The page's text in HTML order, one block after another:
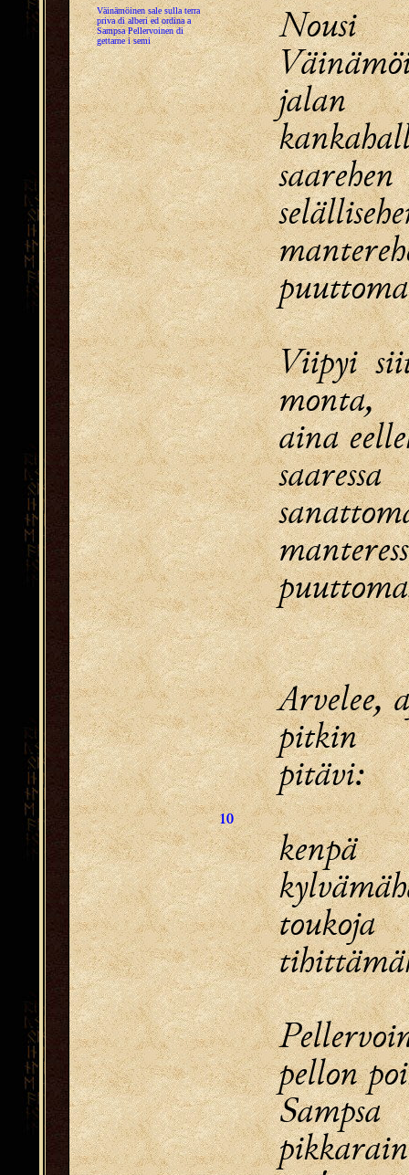
Väinämöinen sale sulla terra
priva di alberi ed ordina a
Sampsa Pellervoinen di
gettarne i semi
jalan
saarehen
Viipyi
monta,
aina
saaressa
10
Arvelee,
pitkin
pitävi:
toukoja
pellon